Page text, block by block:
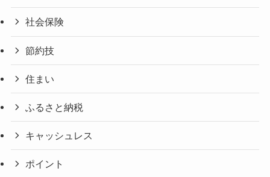
社会保険
節約技
住まい
ふるさと納税
キャッシュレス
ポイント